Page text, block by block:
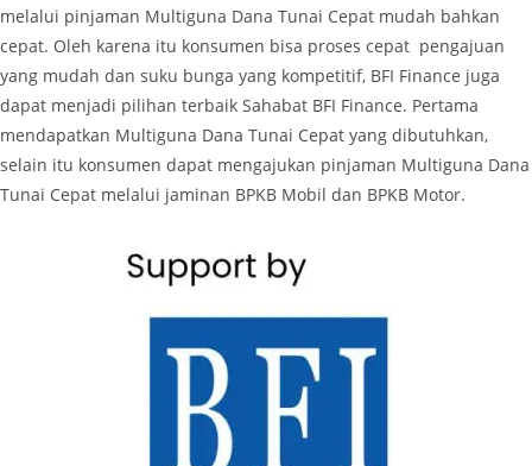
melalui pinjaman Multiguna Dana Tunai Cepat mudah bahkan
cepat. Oleh karena itu konsumen bisa proses cepat pengajuan
yang mudah dan suku bunga yang kompetitif, BFI Finance juga
dapat menjadi pilihan terbaik Sahabat BFI Finance. Pertama
mendapatkan Multiguna Dana Tunai Cepat yang dibutuhkan,
selain itu konsumen dapat mengajukan pinjaman Multiguna Dana
Tunai Cepat melalui jaminan BPKB Mobil dan BPKB Motor.